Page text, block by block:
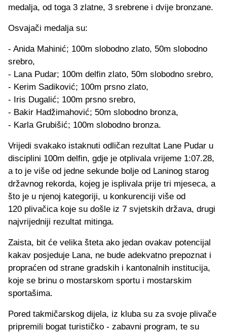
medalja, od toga 3 zlatne, 3 srebrene i dvije bronzane.
Osvajači medalja su:
- Anida Mahinić; 100m slobodno zlato, 50m slobodno
srebro,
- Lana Pudar; 100m delfin zlato, 50m slobodno srebro,
- Kerim Sadiković; 100m prsno zlato,
- Iris Dugalić; 100m prsno srebro,
- Bakir Hadžimahović; 50m slobodno bronza,
- Karla Grubišić; 100m slobodno bronza.
Vrijedi svakako istaknuti odličan rezultat Lane Pudar u
disciplini 100m delfin, gdje je otplivala vrijeme 1:07.28,
a to je više od jedne sekunde bolje od Laninog starog
državnog rekorda, kojeg je isplivala prije tri mjeseca, a
što je u njenoj kategoriji, u konkurenciji više od
120 plivačica koje su došle iz 7 svjetskih država, drugi
najvrijedniji rezultat mitinga.
Zaista, bit će velika šteta ako jedan ovakav potencijal
kakav posjeduje Lana, ne bude adekvatno prepoznat i
propraćen od strane gradskih i kantonalnih institucija,
koje se brinu o mostarskom sportu i mostarskim
sportašima.
Pored takmičarskog dijela, iz kluba su za svoje plivače
pripremili bogat turističko - zabavni program, te su